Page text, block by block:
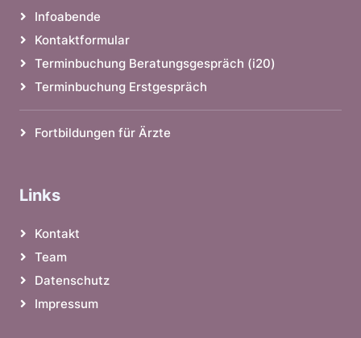
Infoabende
Kontaktformular
Terminbuchung Beratungsgespräch (i20)
Terminbuchung Erstgespräch
Fortbildungen für Ärzte
Links
Kontakt
Team
Datenschutz
Impressum